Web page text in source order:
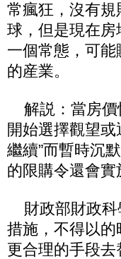
常瘋狂，沒有
球，但是現在
一個常態，可
的産業。
解説：當房價
開始選擇觀望
繼續”而暫時沉
的限購令還會實
財政部財政科
措施，不得以
更合理的手段